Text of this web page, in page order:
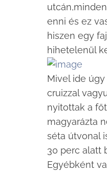
enni és ez
hiszen egy
hihetelenül
Mivel ide
cruizzal
nyitottak a
magyarázta
séta útvonal
30 perc alatt
Egyébként